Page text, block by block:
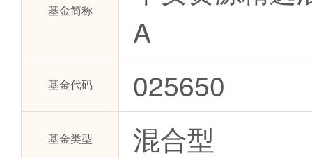
基金简称
A
基金代码 025650
基金类型 混合型